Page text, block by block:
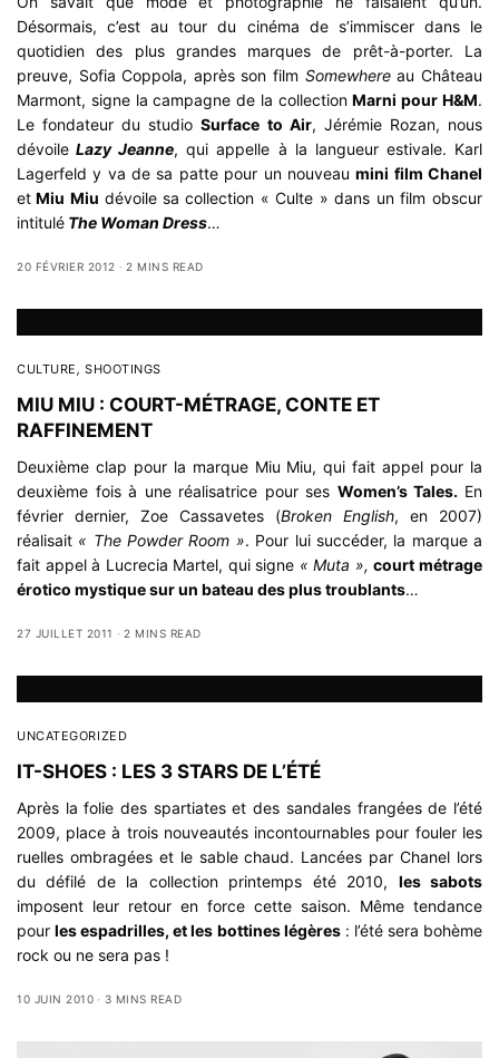
Désormais, c’est au tour du cinéma de s’immiscer dans le
quotidien des plus grandes marques de prêt-à-porter. La
preuve, Sofia Coppola, après son film Somewhereau Château
Marmont, signe la campagne de la collectionMarni pour H&M.
Le fondateur du studioSurface to Air, Jérémie Rozan, nous
dévoile Lazy Jeanne, qui appelle à la langueur estivale. Karl
Lagerfeld y va de sa patte pour un nouveaumini film Chanel
et Miu Miu dévoile sa collection « Culte » dans un film obscur
intitulé The Woman Dress…
20 FÉVRIER 2012 2 MINS READ
CULTURE, SHOOTINGS
MIU MIU : COURT-MÉTRAGE, CONTE ET
RAFFINEMENT
Deuxième clap pour la marque Miu Miu, qui fait appel pour la
deuxième fois à une réalisatrice pour ses Women’s Tales. En
février dernier, Zoe Cassavetes (Broken English, en 2007)
réalisait « The Powder Room ». Pour lui succéder, la marque a
fait appel à Lucrecia Martel, qui signe « Muta », court métrage
érotico mystique sur un bateau des plus troublants…
27 JUILLET 2011 2 MINS READ
UNCATEGORIZED
IT-SHOES : LES 3 STARS DE L’ÉTÉ
Après la folie des spartiates et des sandales frangées de l’été
2009, place à trois nouveautés incontournables pour fouler les
ruelles ombragées et le sable chaud. Lancées par Chanel lors
du défilé de la collection printemps été 2010, les sabots
imposent leur retour en force cette saison. Même tendance
pourlesespadrilles, et les bottines légères: l’été sera bohème
rock ou ne sera pas !
10 JUIN 2010 3 MINS READ